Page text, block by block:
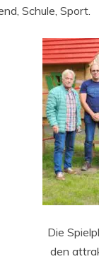
Schu­le, Sport.
Die
den